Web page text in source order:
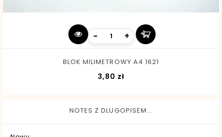
- +
BLOK MILIMETROWY A4 1621
3,80 złCena
NOTES Z DLUGOPISEM...